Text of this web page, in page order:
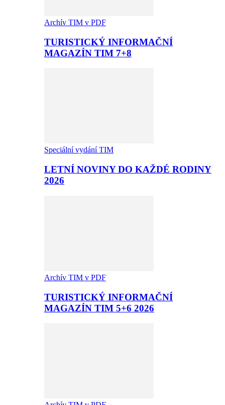
Archív TIM v PDF
TURISTICKÝ INFORMAČNÍ
MAGAZÍN TIM 7+8
Speciální vydání TIM
LETNÍ NOVINY DO KAŽDÉ RODINY
2026
Archív TIM v PDF
TURISTICKÝ INFORMAČNÍ
MAGAZÍN TIM 5+6 2026